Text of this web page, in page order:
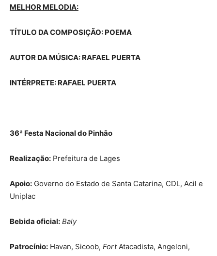
MELHOR MELODIA:
TÍTULO DA COMPOSIÇÃO: POEMA
AUTOR DA MÚSICA: RAFAEL PUERTA
INTÉRPRETE: RAFAEL PUERTA
36ª Festa Nacional do Pinhão
Realização: Prefeitura de Lages
Apoio: Governo do Estado de Santa Catarina, CDL, Acil e
Uniplac
Bebida oficial: Baly
Patrocínio: Havan, Sicoob, FortAtacadista, Angeloni,